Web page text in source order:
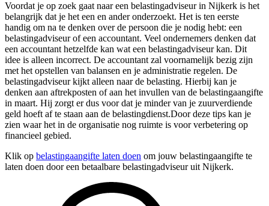
Voordat je op zoek gaat naar een belastingadviseur in Nijkerk is het
belangrijk dat je het een en ander onderzoekt. Het is ten eerste
handig om na te denken over de persoon die je nodig hebt: een
belastingadviseur of een accountant. Veel ondernemers denken dat
een accountant hetzelfde kan wat een belastingadviseur kan. Dit
idee is alleen incorrect. De accountant zal voornamelijk bezig zijn
met het opstellen van balansen en je administratie regelen. De
belastingadviseur kijkt alleen naar de belasting. Hierbij kan je
denken aan aftrekposten of aan het invullen van de belastingaangifte
in maart. Hij zorgt er dus voor dat je minder van je zuurverdiende
geld hoeft af te staan aan de belastingdienst.Door deze tips kan je
zien waar het in de organisatie nog ruimte is voor verbetering op
financieel gebied.
Klik op belastingaangifte laten doen om jouw belastingaangifte te
laten doen door een betaalbare belastingadviseur uit Nijkerk.